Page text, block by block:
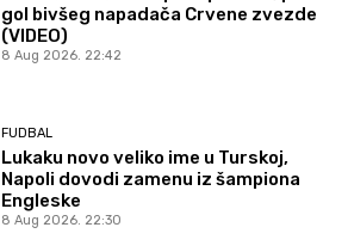
gol bivšeg napadača Crvene zvezde
(VIDEO)
8 Aug 2026. 22:42
FUDBAL
Lukaku novo veliko ime u Turskoj,
Napoli dovodi zamenu iz šampiona
Engleske
8 Aug 2026. 22:30